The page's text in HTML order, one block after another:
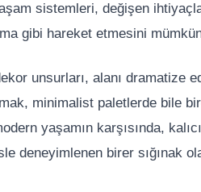
sistemleri, değişen
gibi hareket etmesini mümkün
unsurları, alanı dramatize
minimalist paletlerde bile
yaşamın karşısında,
deneyimlenen birer sığınak